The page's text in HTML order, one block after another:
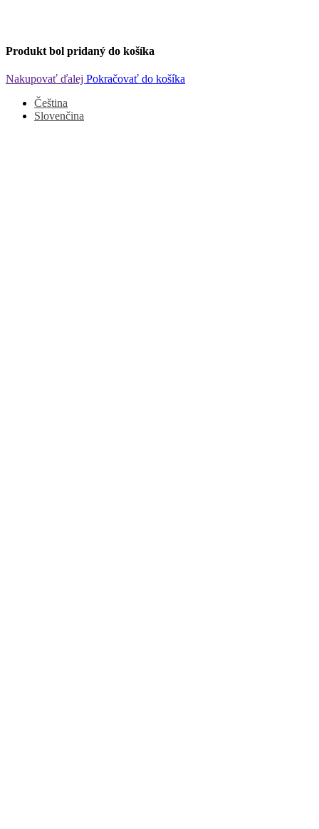
Produkt bol pridaný do košíka
Nakupovať ďalej Pokračovať do košíka
Čeština
Slovenčina